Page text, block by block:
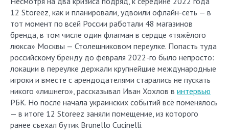
12 Storeez, как и планировали, удвоили офлайн-сеть — в
тот момент по всей России работали 48 магазинов
бренда, в том числе один флагман в сердце «тяжёлого
люкса» Москвы — Столешниковом переулке. Попасть туда
российскому бренду до февраля 2022-го было непросто:
локации в переулке держали крупнейшие международные
игроки и вместе с арендодателями старались не пускать
никого «лишнего», рассказывал Иван Хохлов в интервью
РБК. Но после начала украинских событий всё поменялось
— в итоге 12 Storeez заняли помещение, из которого
ранее съехал бутик Brunello Cucinelli.